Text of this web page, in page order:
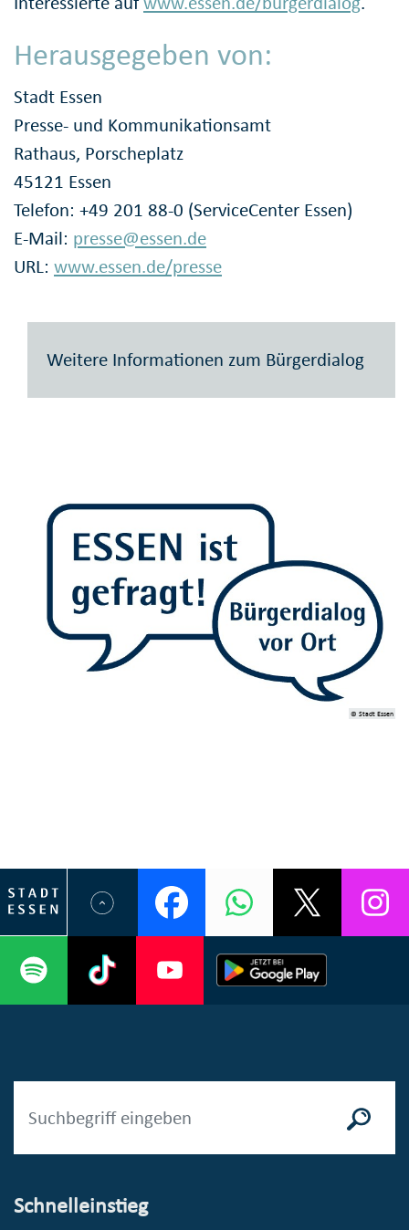
Herausgegeben von:
Stadt Essen
Presse- und Kommunikationsamt
Rathaus, Porscheplatz
45121 Essen
Telefon: +49 201 88-0 (ServiceCenter Essen)
E-Mail: presse@essen.de
URL: www.essen.de/presse
Weitere Informationen zum Bürgerdialog
© Stadt Essen
Schnelleinstieg